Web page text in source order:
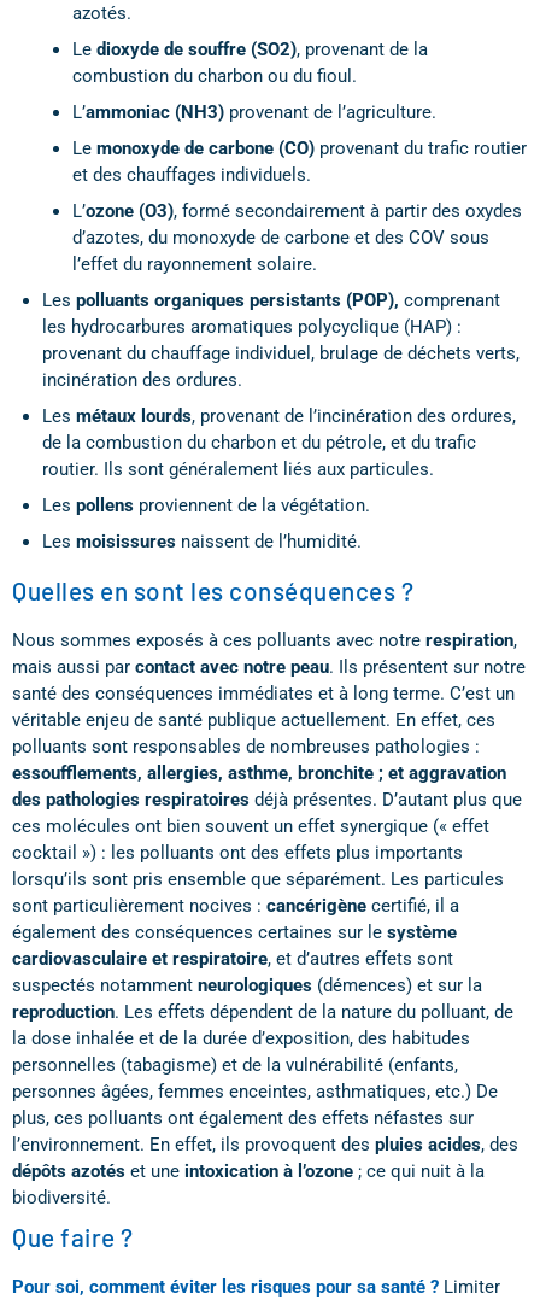
azotés.
Le dioxyde de souffre (SO2), provenant de la
combustion du charbon ou du fioul.
L’ammoniac (NH3) provenant de l’agriculture.
Le monoxyde de carbone (CO) provenant du trafic routier
et des chauffages individuels.
L’ozone (O3), formé secondairement à partir des oxydes
d’azotes, du monoxyde de carbone et des COV sous
l’effet du rayonnement solaire.
Les polluants organiques persistants (POP), comprenant
les hydrocarbures aromatiques polycyclique (HAP) :
provenant du chauffage individuel, brulage de déchets verts,
incinération des ordures.
Les métaux lourds, provenant de l’incinération des ordures,
de la combustion du charbon et du pétrole, et du trafic
routier. Ils sont généralement liés aux particules.
Les pollens proviennent de la végétation.
Les moisissures naissent de l’humidité.
Quelles en sont les conséquences ?
Nous sommes exposés à ces polluants avec notre respiration,
mais aussi par contact avec notre peau. Ils présentent sur notre
santé des conséquences immédiates et à long terme. C’est un
véritable enjeu de santé publique actuellement. En effet, ces
polluants sont responsables de nombreuses pathologies :
essoufflements, allergies, asthme, bronchite ; et aggravation
des pathologies respiratoires déjà présentes. D’autant plus que
ces molécules ont bien souvent un effet synergique (« effet
cocktail ») : les polluants ont des effets plus importants
lorsqu’ils sont pris ensemble que séparément. Les particules
sont particulièrement nocives : cancérigène certifié, il a
également des conséquences certaines sur le système
cardiovasculaire et respiratoire, et d’autres effets sont
suspectés notamment neurologiques (démences) et sur la
reproduction. Les effets dépendent de la nature du polluant, de
la dose inhalée et de la durée d’exposition, des habitudes
personnelles (tabagisme) et de la vulnérabilité (enfants,
personnes âgées, femmes enceintes, asthmatiques, etc.) De
plus, ces polluants ont également des effets néfastes sur
l’environnement. En effet, ils provoquent des pluies acides, des
dépôts azotés et une intoxication à l’ozone ; ce qui nuit à la
biodiversité.
Que faire ?
Pour soi, comment éviter les risques pour sa santé ? Limiter